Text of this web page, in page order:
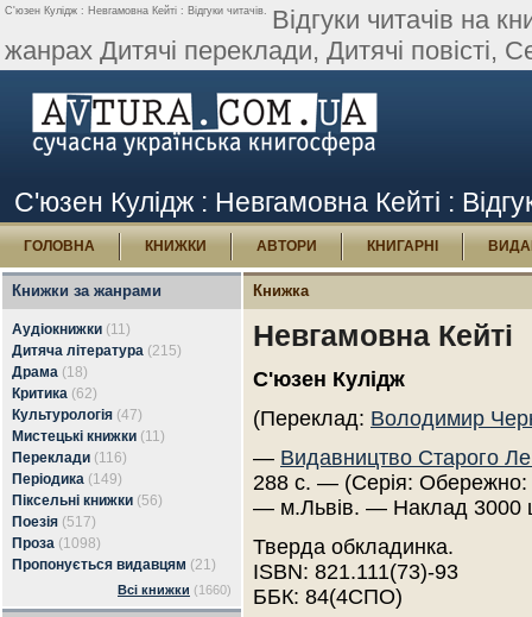
С'юзен Кулідж : Невгамовна Кейті : Відгуки читачів. Відгуки читачів на
жанрах Дитячі переклади, Дитячі повісті,
С'юзен Кулідж : Невгамовна Кейті :
ГОЛОВНА КНИЖКИ АВТОРИ КНИГАРНІ
Книжки за жанрами
Аудіокнижки (11)
Дитяча література (215)
Драма (18)
Критика (62)
Культурологія (47)
Мистецькі книжки (11)
Переклади (116)
Періодика (149)
Піксельні книжки (56)
Поезія (517)
Проза (1098)
Пропонується видавцям (21)
Всі книжки (1660)
Книжка
Невгамовна Кейті
С'юзен Кулідж
(Переклад: Володимир
— Видавництво Старого
288 с. — (Серія: Обережно:
— м.Львів. — Наклад 3000
Тверда обкладинка.
ISBN: 821.111(73)-93
ББК: 84(4СПО)